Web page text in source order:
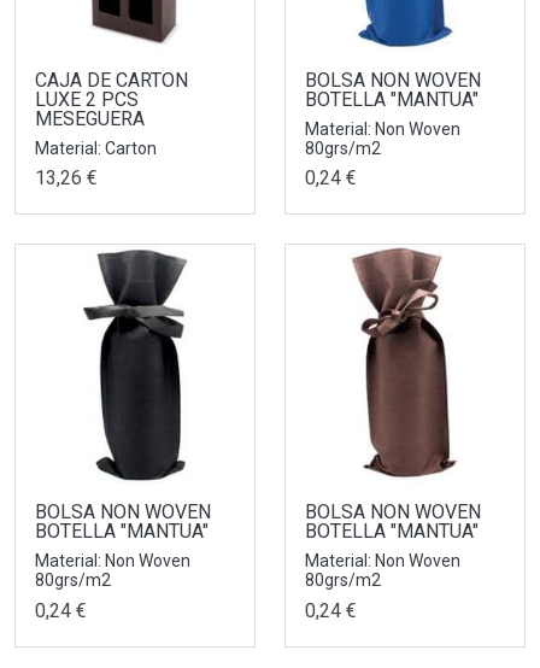
CAJA DE CARTON
LUXE 2 PCS
MESEGUERA
Material: Carton
13,26 €
BOLSA NON WOVEN
BOTELLA "MANTUA"
Material: Non Woven
80grs/m2
0,24 €
BOLSA NON WOVEN
BOTELLA "MANTUA"
Material: Non Woven
80grs/m2
0,24 €
BOLSA NON WOVEN
BOTELLA "MANTUA"
Material: Non Woven
80grs/m2
0,24 €